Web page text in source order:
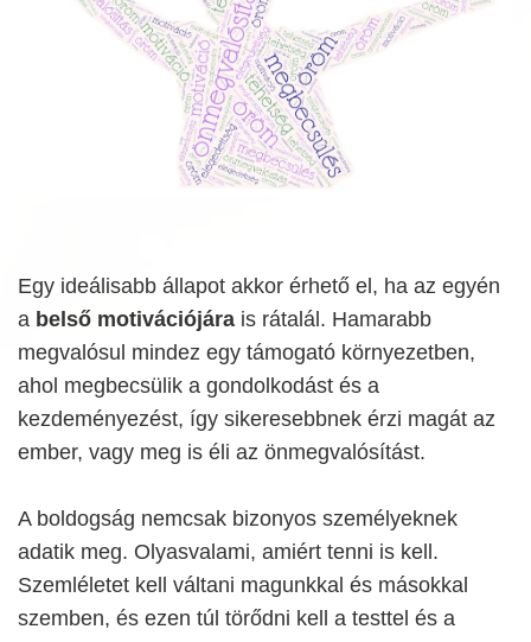
Egy ideálisabb állapot akkor érhető el, ha az egyén
a belső motivációjára is rátalál. Hamarabb
megvalósul mindez egy támogató környezetben,
ahol megbecsülik a gondolkodást és a
kezdeményezést, így sikeresebbnek érzi magát az
ember, vagy meg is éli az önmegvalósítást.
A boldogság nemcsak bizonyos személyeknek
adatik meg. Olyasvalami, amiért tenni is kell.
Szemléletet kell váltani magunkkal és másokkal
szemben, és ezen túl törődni kell a testtel és a